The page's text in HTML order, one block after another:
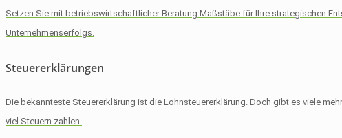
Setzen Sie mit betriebswirtschaftlicher Beratung Maßstäbe für Ihre strategischen
Unternehmenserfolgs.
Steuererklärungen
Die bekannteste Steuererklärung ist die Lohnsteuererklärung. Doch gibt es viele
viel Steuern zahlen.